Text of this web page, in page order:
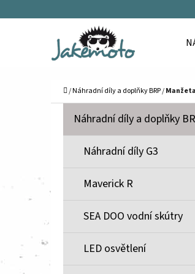
Domů
/Náhradní díly a doplňky BRP/
R
Přeskočit
kategorie
K
T
Náhradní díly a doplňky
Náhradní díly G3
Maverick R
SEA DOO vodní skútry
LED osvětlení
obchodu
obchodu